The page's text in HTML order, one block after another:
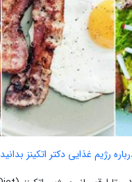
رژیم غذایی دکتر اتکینز بدانید